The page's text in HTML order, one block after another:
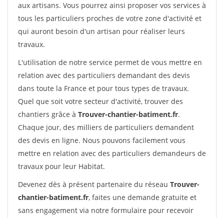
aux artisans. Vous pourrez ainsi proposer vos services à
tous les particuliers proches de votre zone d'activité et
qui auront besoin d'un artisan pour réaliser leurs
travaux.
L'utilisation de notre service permet de vous mettre en
relation avec des particuliers demandant des devis
dans toute la France et pour tous types de travaux.
Quel que soit votre secteur d'activité, trouver des
chantiers grâce à Trouver-chantier-batiment.fr.
Chaque jour, des milliers de particuliers demandent
des devis en ligne. Nous pouvons facilement vous
mettre en relation avec des particuliers demandeurs de
travaux pour leur Habitat.
Devenez dès à présent partenaire du réseau Trouver-
chantier-batiment.fr, faites une demande gratuite et
sans engagement via notre formulaire pour recevoir